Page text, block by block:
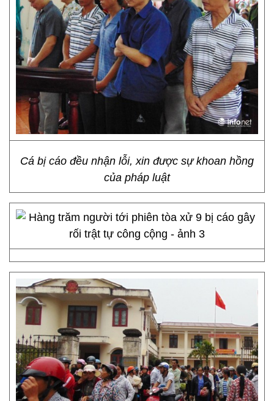
Cá bị cáo đều nhận lỗi, xin được sự khoan hồng
của pháp luật